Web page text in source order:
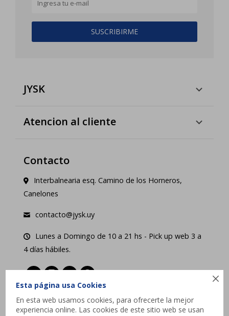

Esta página usa Cookies
En esta web usamos cookies, para ofrecerte la mejor
experiencia online. Las cookies de este sitio web se usan
SUSCRIBIRME
JYSK
Atencion al cliente
Contacto
Interbalnearia esq. Camino de los Horneros,
Canelones
contacto@jysk.uy
Lunes a Domingo de 10 a 21 hs - Pick up web 3 a
4 días hábiles.